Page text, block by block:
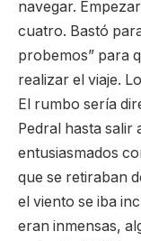
navegar.
cuatro. Bastó
probemos” para
realizar el viaje.
El rumbo sería
Pedral hasta
entusiasmados
que se retiraban
el viento se iba
eran inmensas,